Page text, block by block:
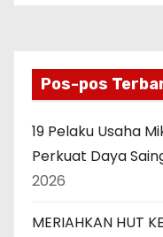
Pos-pos
19 Pelaku Usaha
Perkuat Daya
2026
MERIAHKAN HUT